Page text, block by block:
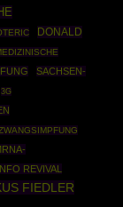
DONALD
SACHSEN-
3G
ZWANGSIMPFUNG
REVIVAL
FIEDLER